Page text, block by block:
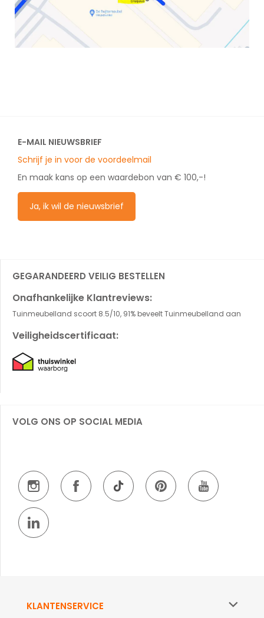
E-MAIL NIEUWSBRIEF
Schrijf je in voor de voordeelmail
En maak kans op een waardebon van € 100,-!
Ja, ik wil de nieuwsbrief
GEGARANDEERD VEILIG BESTELLEN
Onafhankelijke Klantreviews:
Tuinmeubelland scoort 8.5/10, 91% beveelt Tuinmeubelland aan
Veiligheidscertificaat:
VOLG ONS OP SOCIAL MEDIA
KLANTENSERVICE